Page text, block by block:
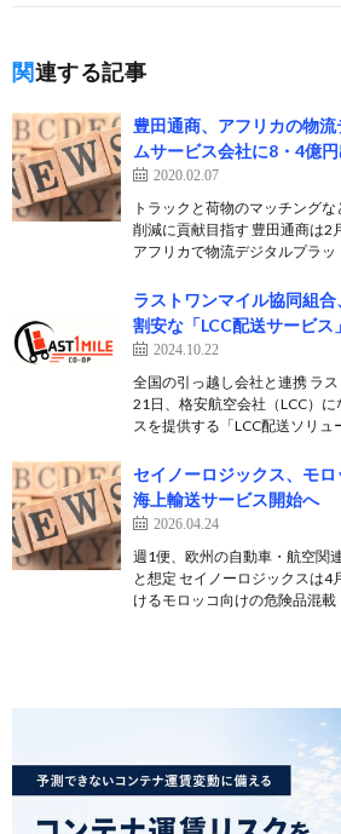
関連する記事
豊田通商、アフリカの物
ムサービス会社に8・4億
2020.02.07
トラックと荷物のマッチング
削減に貢献目指す 豊田通商は2
アフリカで物流デジタルプラ
ラストワンマイル協同組
割安な「LCC配送サービス
2024.10.22
全国の引っ越し会社と連携 ラ
21日、格安航空会社（LCC）
スを提供する「LCC配送ソリュ
セイノーロジックス、モ
海上輸送サービス開始へ
2026.04.24
週1便、欧州の自動車・航空関
と想定 セイノーロジックスは
けるモロッコ向けの危険品混